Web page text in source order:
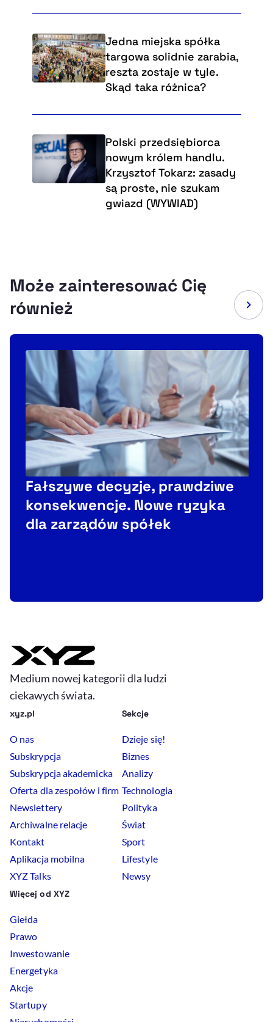
Jedna miejska spółka
targowa solidnie zarabia,
reszta zostaje w tyle.
Skąd taka różnica?
Polski przedsiębiorca
nowym królem handlu.
Krzysztof Tokarz: zasady
są proste, nie szukam
gwiazd (WYWIAD)
Może zainteresować Cię
również
Fałszywe decyzje, prawdziwe
konsekwencje. Nowe ryzyka
dla zarządów spółek
Medium nowej kategorii dla ludzi
ciekawych świata.
xyz.pl
O nas
Subskrypcja
Subskrypcja akademicka
Oferta dla zespołów i firm
Newslettery
Archiwalne relacje
Kontakt
Aplikacja mobilna
XYZ Talks
Sekcje
Dzieje się!
Biznes
Analizy
Technologia
Polityka
Świat
Sport
Lifestyle
Newsy
Więcej od XYZ
Giełda
Prawo
Inwestowanie
Energetyka
Akcje
Startupy